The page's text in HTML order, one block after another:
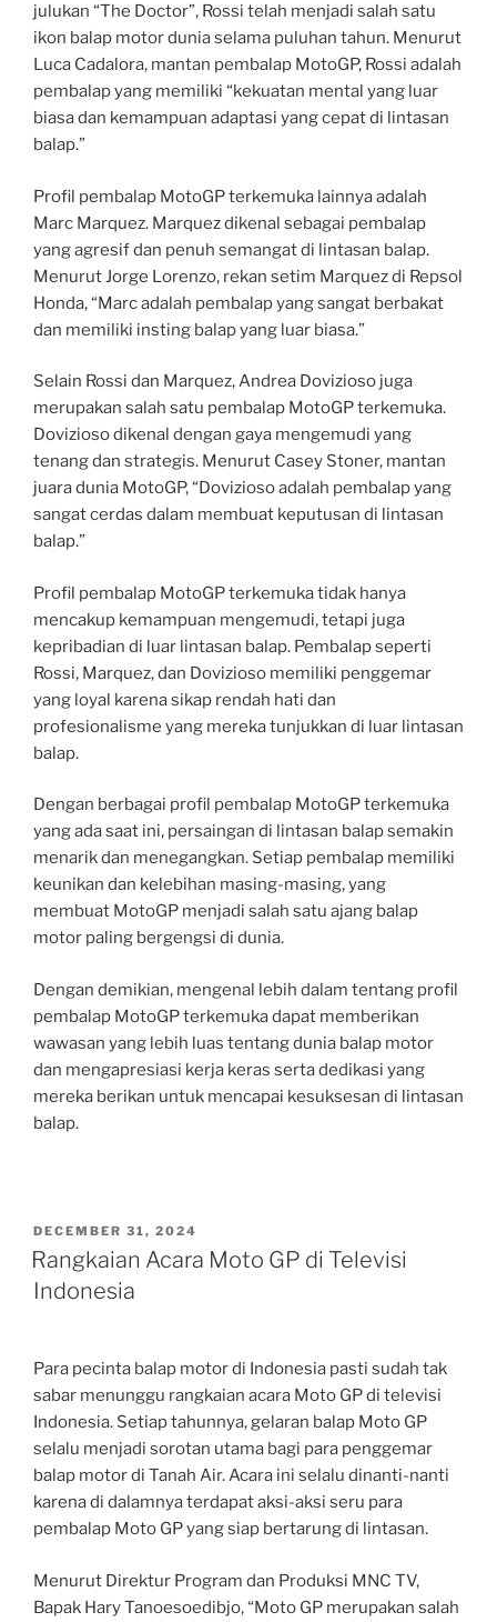
julukan “The Doctor”, Rossi telah menjadi salah satu
ikon balap motor dunia selama puluhan tahun. Menurut
Luca Cadalora, mantan pembalap MotoGP, Rossi adalah
pembalap yang memiliki “kekuatan mental yang luar
biasa dan kemampuan adaptasi yang cepat di lintasan
balap.”
Profil pembalap MotoGP terkemuka lainnya adalah
Marc Marquez. Marquez dikenal sebagai pembalap
yang agresif dan penuh semangat di lintasan balap.
Menurut Jorge Lorenzo, rekan setim Marquez di Repsol
Honda, “Marc adalah pembalap yang sangat berbakat
dan memiliki insting balap yang luar biasa.”
Selain Rossi dan Marquez, Andrea Dovizioso juga
merupakan salah satu pembalap MotoGP terkemuka.
Dovizioso dikenal dengan gaya mengemudi yang
tenang dan strategis. Menurut Casey Stoner, mantan
juara dunia MotoGP, “Dovizioso adalah pembalap yang
sangat cerdas dalam membuat keputusan di lintasan
balap.”
Profil pembalap MotoGP terkemuka tidak hanya
mencakup kemampuan mengemudi, tetapi juga
kepribadian di luar lintasan balap. Pembalap seperti
Rossi, Marquez, dan Dovizioso memiliki penggemar
yang loyal karena sikap rendah hati dan
profesionalisme yang mereka tunjukkan di luar lintasan
balap.
Dengan berbagai profil pembalap MotoGP terkemuka
yang ada saat ini, persaingan di lintasan balap semakin
menarik dan menegangkan. Setiap pembalap memiliki
keunikan dan kelebihan masing-masing, yang
membuat MotoGP menjadi salah satu ajang balap
motor paling bergengsi di dunia.
Dengan demikian, mengenal lebih dalam tentang profil
pembalap MotoGP terkemuka dapat memberikan
wawasan yang lebih luas tentang dunia balap motor
dan mengapresiasi kerja keras serta dedikasi yang
mereka berikan untuk mencapai kesuksesan di lintasan
balap.
POSTED
ON
DECEMBER 31, 2024
Rangkaian Acara Moto GP di Televisi
Indonesia
Para pecinta balap motor di Indonesia pasti sudah tak
sabar menunggu rangkaian acara Moto GP di televisi
Indonesia. Setiap tahunnya, gelaran balap Moto GP
selalu menjadi sorotan utama bagi para penggemar
balap motor di Tanah Air. Acara ini selalu dinanti-nanti
karena di dalamnya terdapat aksi-aksi seru para
pembalap Moto GP yang siap bertarung di lintasan.
Menurut Direktur Program dan Produksi MNC TV,
Bapak Hary Tanoesoedibjo, “Moto GP merupakan salah